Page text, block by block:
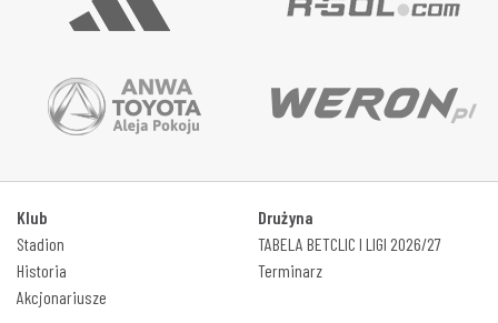
Klub
Stadion
Historia
Akcjonariusze
Drużyna
TABELA BETCLIC I LIGI 2026/27
Terminarz